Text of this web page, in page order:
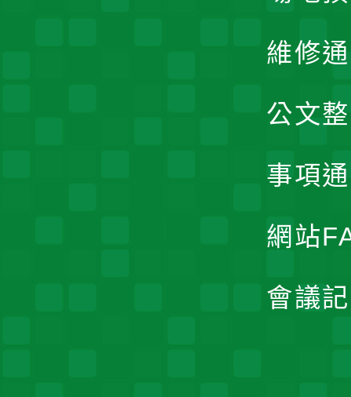
維修
公文
事項
網站
會議